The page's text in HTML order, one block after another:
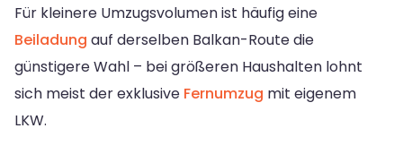
Für kleinere Umzugsvolumen ist häufig eine
Beiladung auf derselben Balkan-Route die
günstigere Wahl – bei größeren Haushalten lohnt
sich meist der exklusive Fernumzug mit eigenem
LKW.